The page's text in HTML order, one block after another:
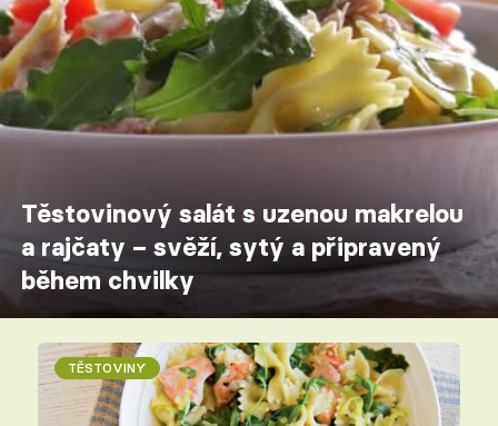
Těstovinový salát s uzenou makrelou
a rajčaty – svěží, sytý a připravený
během chvilky
TĚSTOVINY